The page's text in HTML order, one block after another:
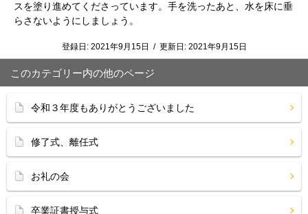
スを塗り進めてくださっています。手を洗ったあと、水を床に垂
らさないようにしましょう。
登録日: 2021年9月15日 / 更新日: 2021年9月15日
このカテゴリー内の他のページ
令和３年度もありがとうございました
修了式、離任式
お礼の会
卒業証書授与式